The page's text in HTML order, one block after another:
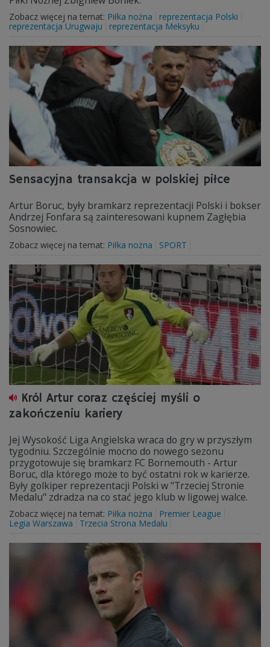
Zobacz więcej na temat: Piłka nożna
reprezentacja Polski
reprezentacja Urugwaju
reprezentacja Meksyku
Sensacyjna transakcja w polskiej piłce
Artur Boruc, były bramkarz reprezentacji Polski i bokser
Andrzej Fonfara są zainteresowani kupnem Zagłębia
Sosnowiec.
Zobacz więcej na temat: Piłka nożna SPORT
Król Artur coraz częściej myśli o
zakończeniu kariery
Jej Wysokość Liga Angielska wraca do gry w przyszłym
tygodniu. Szczególnie mocno do nowego sezonu
przygotowuje się bramkarz FC Bornemouth - Artur
Boruc, dla którego może to być ostatni rok w karierze.
Były golkiper reprezentacji Polski w "Trzeciej Stronie
Medalu" zdradza na co stać jego klub w ligowej walce.
Zobacz więcej na temat: Piłka nożna
Premier League
Legia Warszawa
Trzecia Strona Medalu